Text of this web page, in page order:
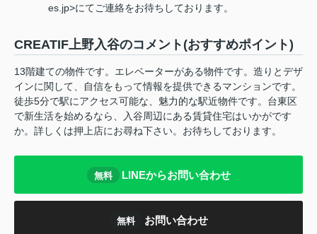
es.jp>にてご連絡をお待ちしております。
CREATIF上野入谷のコメント(おすすめポイント)
13階建ての物件です。エレベーターがある物件です。造りとデザ
インに関して、自信をもって情報を提供できるマンションです。
徒歩5分で駅にアクセス可能な、魅力的な駅近物件です。台東区
で新生活を始めるなら、入谷周辺にある賃貸住宅はいかがです
か。詳しくは押上店にお尋ね下さい。お待ちしております。
無料 LINEからお問い合わせ
無料 お問い合わせ